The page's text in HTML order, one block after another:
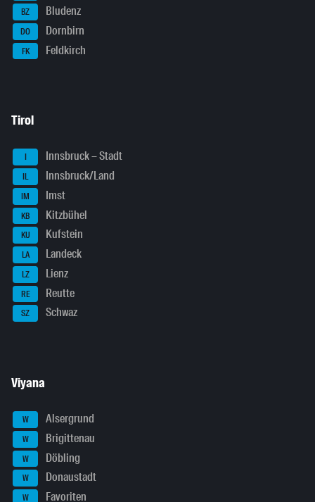
BZ Bludenz
DO Dornbirn
FK Feldkirch
Tirol
I Innsbruck – Stadt
IL Innsbruck/Land
IM Imst
KB Kitzbühel
KU Kufstein
LA Landeck
LZ Lienz
RE Reutte
SZ Schwaz
Viyana
W Alsergrund
W Brigittenau
W Döbling
W Donaustadt
W Favoriten